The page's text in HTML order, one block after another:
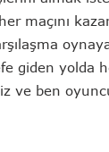
maçını
giden yolda
ve ben